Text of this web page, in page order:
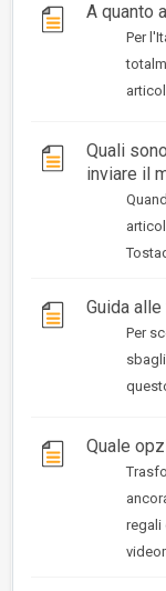
A quanto
Per
Quali
inviare il
Guida
Per
Quale
regali